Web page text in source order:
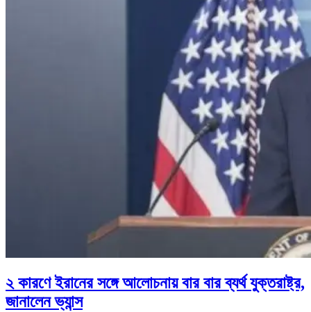
২ কারণে ইরানের সঙ্গে আলোচনায় বার বার ব্যর্থ যুক্তরাষ্ট্র,
জানালেন ভ্যান্স